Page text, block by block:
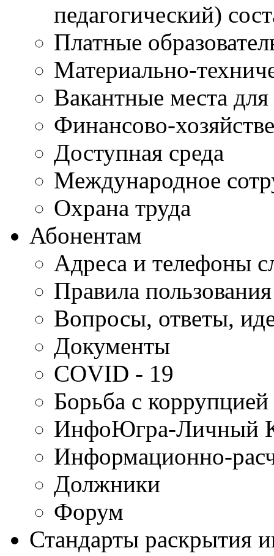
педагогический)
Платные
Материально-
Вакантные места
Финансово-
Доступная среда
Международное
Охрана труда
Абонентам
Адреса и телефоны
Правила
Вопросы, ответы,
Документы
COVID - 19
Борьба с
ИнфоЮгра-Личный
Информационно-
Должники
Форум
Стандарты раскрытия